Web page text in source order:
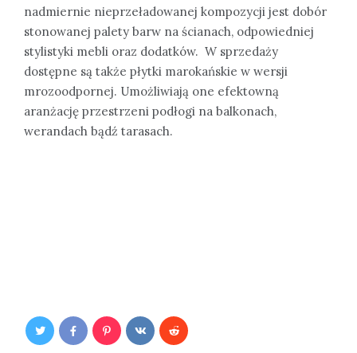
nadmiernie nieprzeładowanej kompozycji jest dobór
stonowanej palety barw na ścianach, odpowiedniej
stylistyki mebli oraz dodatków. W sprzedaży
dostępne są także płytki marokańskie w wersji
mrozoodpornej. Umożliwiają one efektowną
aranżację przestrzeni podłogi na balkonach,
werandach bądź tarasach.